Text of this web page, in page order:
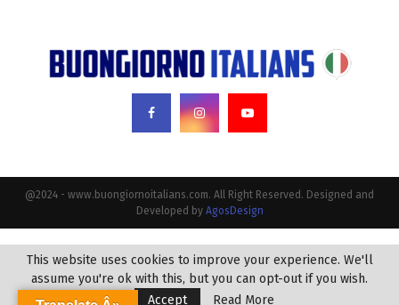
@2024 - www.buongiornoitalians.com. All Right Reserved. Designed and
Developed by AgosDesign
This website uses cookies to improve your experience. We'll
assume you're ok with this, but you can opt-out if you wish.
Accept
Read More